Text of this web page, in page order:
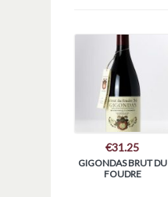
€31.25
GIGONDAS BRUT DU
FOUDRE